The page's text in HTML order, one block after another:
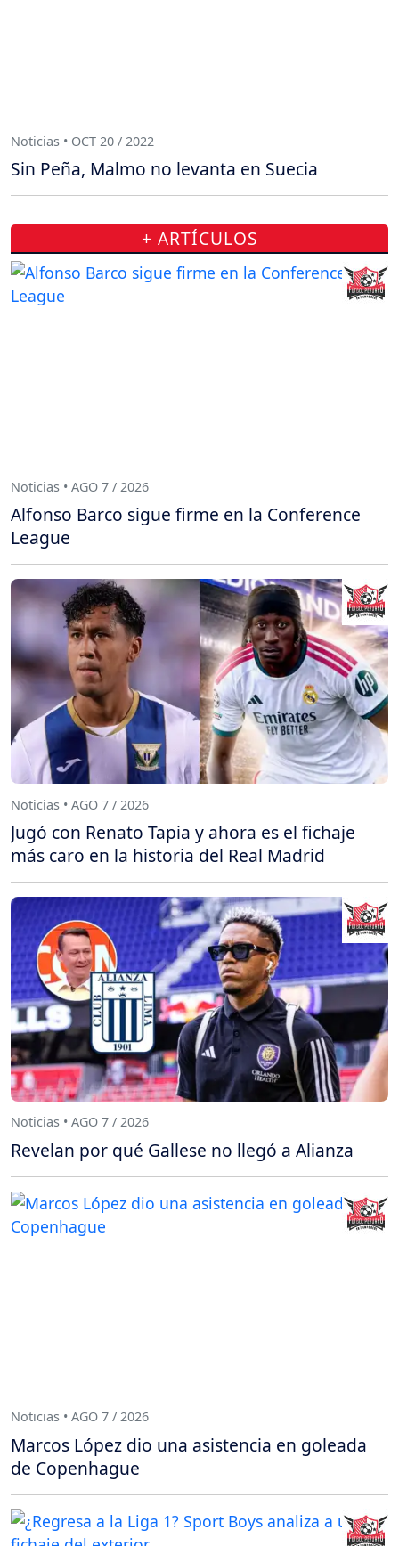
Noticias • OCT 20 / 2022
Sin Peña, Malmo no levanta en Suecia
+ ARTÍCULOS
Noticias • AGO 7 / 2026
Alfonso Barco sigue firme en la Conference
League
Noticias • AGO 7 / 2026
Jugó con Renato Tapia y ahora es el fichaje
más caro en la historia del Real Madrid
Noticias • AGO 7 / 2026
Revelan por qué Gallese no llegó a Alianza
Noticias • AGO 7 / 2026
Marcos López dio una asistencia en goleada
de Copenhague